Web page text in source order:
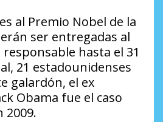
al Premio Nobel de la
ser entregadas al
hasta el 31
21 estadounidenses
galardón, el ex
Obama fue el caso
2009.